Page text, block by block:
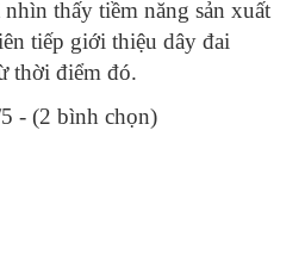
thấy tiềm năng sản xuất
tiếp giới thiệu dây đai
thời điểm đó.
- (2 bình chọn)